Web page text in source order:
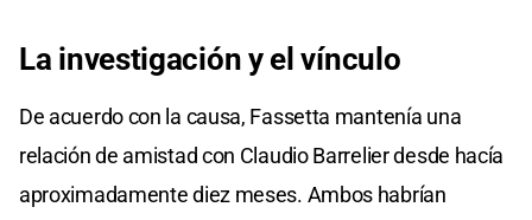
La investigación y el vínculo
De acuerdo con la causa, Fassetta mantenía una
relación de amistad con Claudio Barrelier desde hacía
aproximadamente diez meses. Ambos habrían